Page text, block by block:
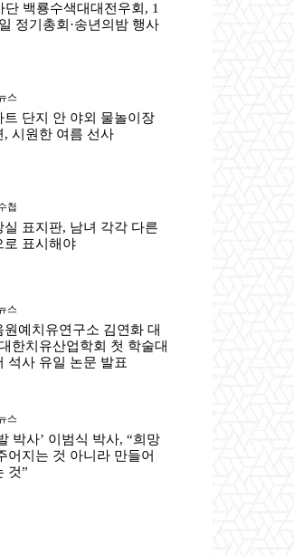
단 백룡수색대대전우회, 1
정기총회·송년의밤 행사
스
트 단지 안 야외 물놀이장
, 시원한 여름 선사
첩
실 표지판, 남녀 각각 다른
로 표시해야
스
원예치유연구소 김연화 대
한치유산업학회 첫 학술대
석사 유일 논문 발표
스
박사’ 이범식 박사, “희망
어지는 것 아니라 만들어
것”